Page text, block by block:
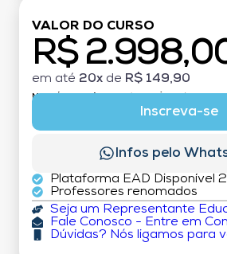
VALOR DO CURSO
R$
em até 20x de R$ 149,90
MATRÍCULA:
Inscreva-se
Infos pelo
Plataforma EAD Disponível
Professores renomados
Seja um Representante
Fale Conosco - Entre em
Dúvidas? Nós ligamos para